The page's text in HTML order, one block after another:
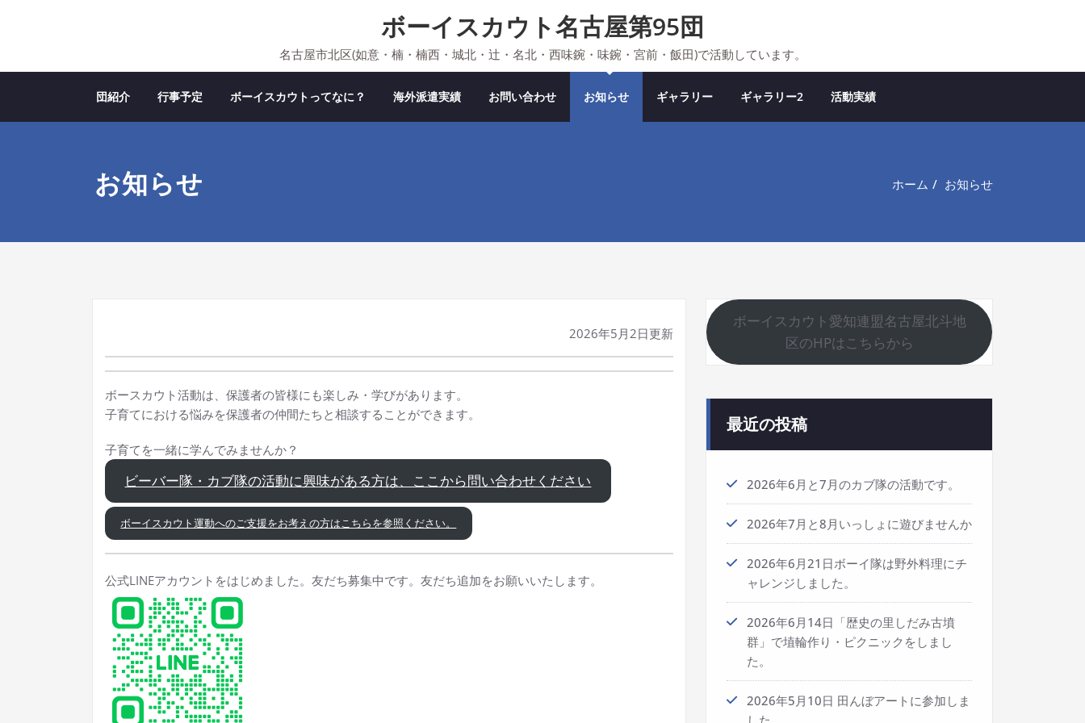
ボーイスカウト名古屋第95団
名古屋市北区(如意・楠・楠西・城北・辻・名北・西味鋺・味鋺・宮前・飯田)で活動しています。
団紹介 行事予定 ボーイスカウトってなに？ 海外派遣実績 お問い合わせ お知らせ ギャラリー ギャラリー2 活動実績
お知らせ ホーム お知らせ
2026年5月2日更新
ボースカウト活動は、保護者の皆様にも楽しみ・学びがあります。
子育てにおける悩みを保護者の仲間たちと相談することができます。
子育てを一緒に学んでみませんか？
ビーバー隊・カブ隊の活動に興味がある方は、ここから問い合わせください
ボーイスカウト運動へのご支援をお考えの方はこちらを参照ください。
公式LINEアカウントをはじめました。友だち募集中です。友だち追加をお願いいたします。
ボーイスカウト愛知連盟名古屋北斗地
区のHPはこちらから
最近の投稿
2026年6月と7月のカブ隊の活動です。
2026年7月と8月いっしょに遊びませんか
2026年6月21日ボーイ隊は野外料理にチ
ャレンジしました。
2026年6月14日「歴史の里しだみ古墳
群」で埴輪作り・ピクニックをしまし
た。
2026年5月10日 田んぼアートに参加しま
した。